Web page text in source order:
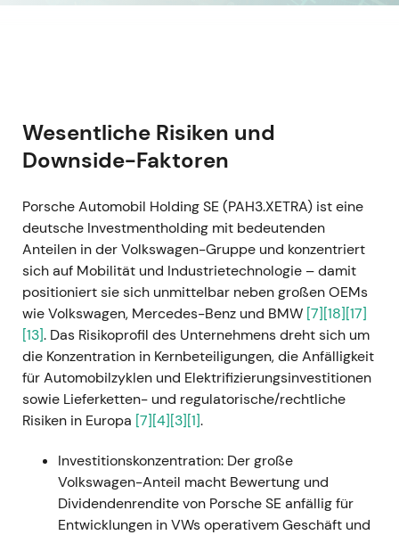
Wesentliche Risiken und
Downside-Faktoren
Porsche Automobil Holding SE (PAH3.XETRA) ist eine
deutsche Investmentholding mit bedeutenden
Anteilen in der Volkswagen-Gruppe und konzentriert
sich auf Mobilität und Industrietechnologie – damit
positioniert sie sich unmittelbar neben großen OEMs
wie Volkswagen, Mercedes-Benz und BMW [7][18][17]
[13]. Das Risikoprofil des Unternehmens dreht sich um
die Konzentration in Kernbeteiligungen, die Anfälligkeit
für Automobilzyklen und Elektrifizierungsinvestitionen
sowie Lieferketten- und regulatorische/rechtliche
Risiken in Europa [7][4][3][1].
Investitionskonzentration: Der große
Volkswagen-Anteil macht Bewertung und
Dividendenrendite von Porsche SE anfällig für
Entwicklungen in VWs operativem Geschäft und